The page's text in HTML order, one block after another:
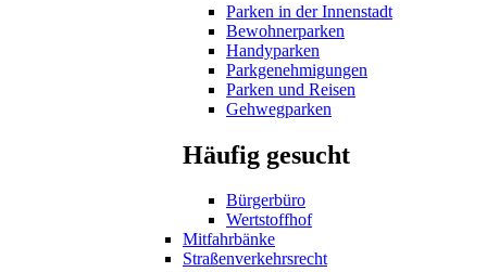
Parken in der Innenstadt
Bewohnerparken
Handyparken
Parkgenehmigungen
Parken und Reisen
Gehwegparken
Häufig gesucht
Bürgerbüro
Wertstoffhof
Mitfahrbänke
Straßenverkehrsrecht